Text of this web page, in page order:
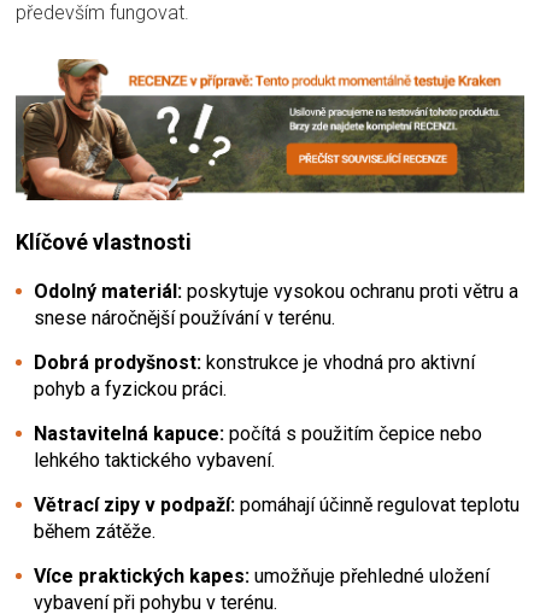
především fungovat.
Klíčové vlastnosti
Odolný materiál: poskytuje vysokou ochranu proti větru a
snese náročnější používání v terénu.
Dobrá prodyšnost: konstrukce je vhodná pro aktivní
pohyb a fyzickou práci.
Nastavitelná kapuce: počítá s použitím čepice nebo
lehkého taktického vybavení.
Větrací zipy v podpaží: pomáhají účinně regulovat teplotu
během zátěže.
Více praktických kapes: umožňuje přehledné uložení
vybavení při pohybu v terénu.